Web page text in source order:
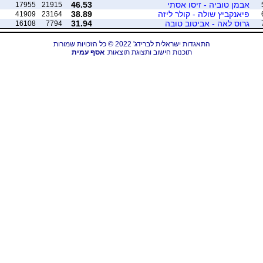
אבמן טוביה - זיסו אסתי 46.53
21915
17955
פיאנקביץ שולה - קולר ליזה 38.89
23164
41909
גרוס לאה - אביטוב טובה 31.94
7794
16108
התאגדות ישראלית לברידג' 2022 © כל הזכויות שמורות
תוכנות חישוב ותצוגת תוצאות:אסף עמית